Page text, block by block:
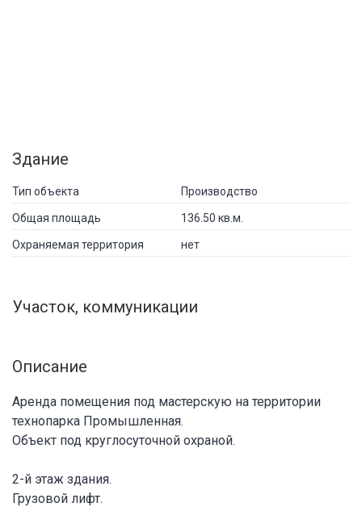
Здание
Тип объекта Производство
Общая площадь 136.50 кв.м.
Охраняемая территория нет
Участок, коммуникации
Описание
Аренда помещения под мастерскую на территории
технопарка Промышленная.
Объект под круглосуточной охраной.
2-й этаж здания.
Грузовой лифт.